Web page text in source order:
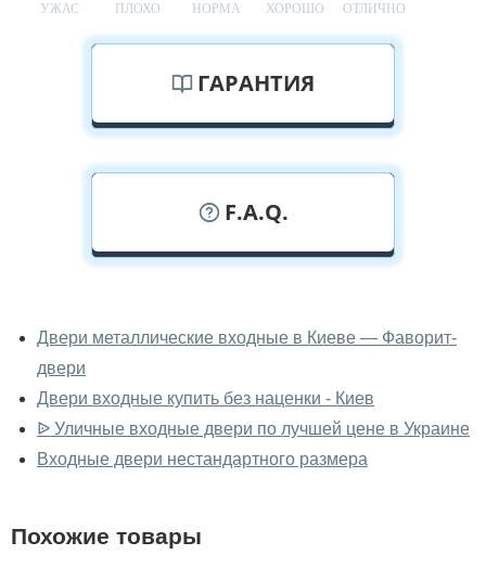
УЖАС ПЛОХО НОРМА ХОРОШО ОТЛИЧНО
ГАРАНТИЯ
F.A.Q.
двери вживую?
Да, можно посмотреть уличные двери в нашем
фирменном салоне-магазине.
У вас большой магазин?
Помогаете ли вы выбрать уличные
Двери металлические входные в Киеве — Фаворит-
двери
Двери входные купить без наценки - Киев
ᐉ Уличные входные двери по лучшей цене в Украине
Входные двери нестандартного размера
Похожие товары